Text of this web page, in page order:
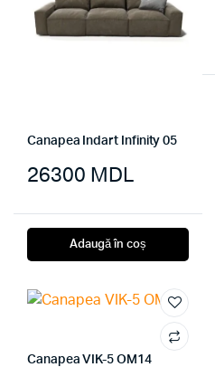
Canapea Indart Infinity 05
26300 MDL
Adaugă în coș
Canapea VIK-5 OM14